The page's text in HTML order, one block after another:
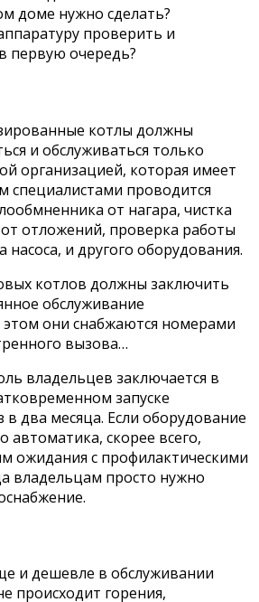
доме нужно сделать?
проверить и
первую очередь?
котлы должны
и обслуживаться только
организацией, которая имеет
специалистами проводится
от нагара, чистка
отложений, проверка работы
насоса, и другого оборудования.
котлов должны заключить
обслуживание
они снабжаются номерами
вызова…
владельцев заключается в
запуске
в два месяца. Если оборудование
автоматика, скорее всего,
ожидания с профилактическими
владельцам просто нужно
и дешевле в обслуживании
происходит горения,